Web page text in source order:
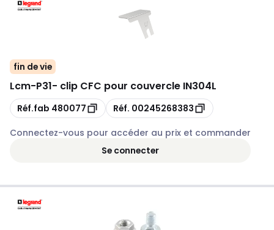
fin de vie
Lcm-P31- clip CFC pour couvercle IN304L
Copie
Réf.fab 480077 Copie
Réf. 00245268383
Connectez-vous pour accéder au prix et commander
Se connecter